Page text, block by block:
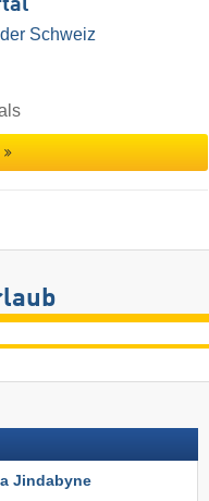
Schweiz
Jindabyne